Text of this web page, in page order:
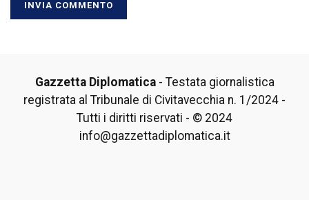
Gazzetta Diplomatica- Testata giornalistica
registrata al Tribunale di Civitavecchia n. 1/2024 -
Tutti i diritti riservati - © 2024
info@gazzettadiplomatica.it